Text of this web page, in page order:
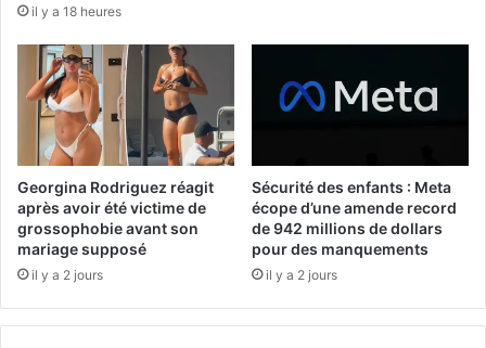
il y a 18 heures
Georgina Rodriguez réagit
après avoir été victime de
grossophobie avant son
mariage supposé
il y a 2 jours
Sécurité des enfants : Meta
écope d’une amende record
de 942 millions de dollars
pour des manquements
il y a 2 jours